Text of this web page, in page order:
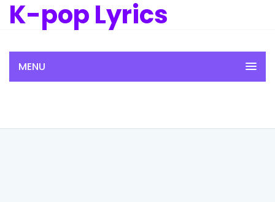
K-pop Lyrics
MENU